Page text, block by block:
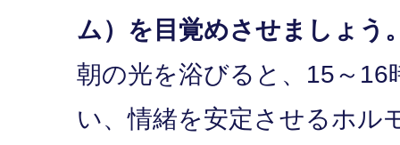
ム）を目覚めさせましょう
朝の光を浴びると、15～16
い、情緒を安定させるホル